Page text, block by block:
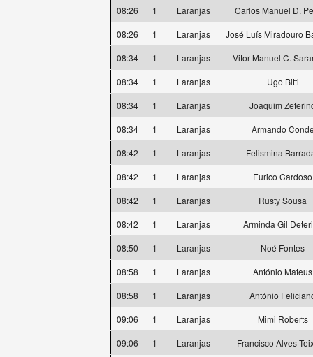
08:26
1 Laranjas
Carlos Manuel D.
08:26
1 Laranjas
José Luís Miradouro
08:34
1 Laranjas
Vitor Manuel C.
08:34
1 Laranjas
Ugo Bitti
08:34
1 Laranjas
Joaquim
08:34
1 Laranjas
Armando
08:42
1 Laranjas
Felismina
08:42
1 Laranjas
Eurico Cardoso
08:42
1 Laranjas
Rusty Sousa
08:42
1 Laranjas
Arminda Gil
08:50
1 Laranjas
Noé Fontes
08:58
1 Laranjas
António Mateus
08:58
1 Laranjas
António
09:06
1 Laranjas
Mimi Roberts
09:06
1 Laranjas
Francisco Alves